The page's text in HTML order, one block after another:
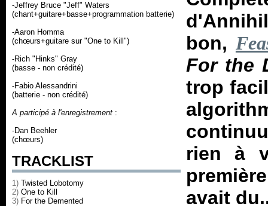
-Jeffrey Bruce "Jeff" Waters
(chant+guitare+basse+programmation batterie)
-Aaron Homma
(chœurs+guitare sur "One to Kill")
-Rich "Hinks" Gray
(basse - non crédité)
-Fabio Alessandrini
(batterie - non crédité)
A participé à l'enregistrement :
-Dan Beehler
(chœurs)
TRACKLIST
1) Twisted Lobotomy
2) One to Kill
3) For the Demented
bon,
For the
trop
rien à
avait